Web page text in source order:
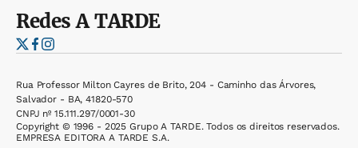
RedesA TARDE
Rua Professor Milton Cayres de Brito, 204 - Caminho das Árvores,
Salvador - BA, 41820-570
CNPJ nº 15.111.297/0001-30
Copyright © 1996 - 2025 Grupo A TARDE. Todos os direitos reservados.
EMPRESA EDITORA A TARDE S.A.